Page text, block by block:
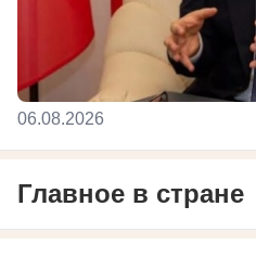
06.08.2026
Главное в стране